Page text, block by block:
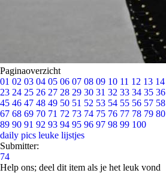
Paginaoverzicht
01 02 03 04 05 06 07 08 09 10 11 12 13 14
23 24 25 26 27 28 29 30 31 32 33 34 35 36
45 46 47 48 49 50 51 52 53 54 55 56 57 58
67 68 69 70 71 72 73 74 75 76 77 78 79 80
89 90 91 92 93 94 95 96 97 98 99 100
daily pics leuke lijstjes
Submitter:
74
Help ons; deel dit item als je het leuk vond